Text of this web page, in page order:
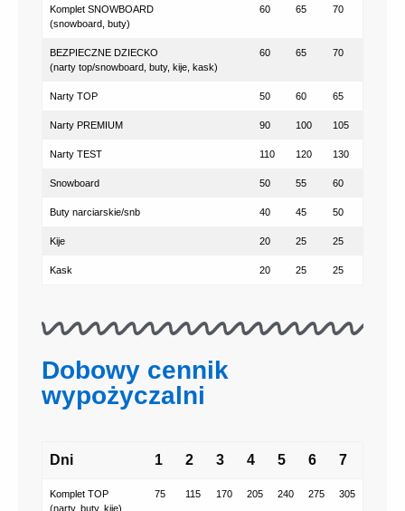
Komplet SNOWBOARD
(snowboard, buty)
60 65 70
BEZPIECZNE DZIECKO
(narty top/snowboard, buty, kije, kask)
60 65 70
Narty TOP 50 60 65
Narty PREMIUM 90 100 105
Narty TEST 110 120 130
Snowboard 50 55 60
Buty narciarskie/snb 40 45 50
Kije 20 25 25
Kask 20 25 25
Dobowy cennik
wypożyczalni
Dni 1 2 3 4 5 6 7
Komplet TOP
(narty, buty, kije)
75 115 170 205 240 275 305